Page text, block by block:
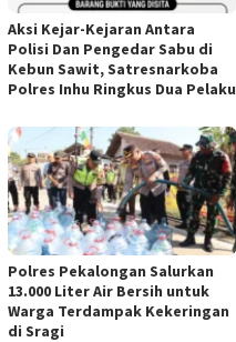
Aksi Kejar-Kejaran Antara
Polisi Dan Pengedar Sabu di
Kebun Sawit, Satresnarkoba
Polres Inhu Ringkus Dua Pelaku
Polres Pekalongan Salurkan
13.000 Liter Air Bersih untuk
Warga Terdampak Kekeringan
di Sragi